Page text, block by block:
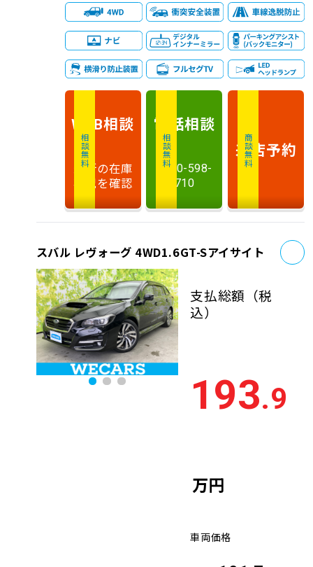
相談無料
WEB相談
最新の在庫
状況を確認
相談無料
電話相談
0120-598-
710
商談無料
来店予約
スバル レヴォーグ 4WD1.6GT-Sアイサイト
支払総額 （税
込）
193.9
万円
車両価格